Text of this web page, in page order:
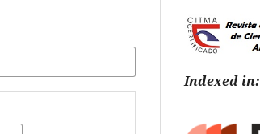
Indexed in: